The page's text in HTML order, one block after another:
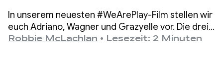
ohne verbale
Kommunikationsfähig
keit hilft, sich zu
In unserem neuesten #WeArePlay-Film stellen wir
euch Adriano, Wagner und Grazyelle vor. Die drei
haben Matraquinha entwickelt, eine App, die
Robbie McLachlan • Lesezeit: 2 Minuten